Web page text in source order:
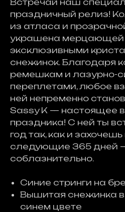
Встречай наш
праздничный релиз!
из атласа и
украшена мерцающей
эксклюзивными
снежинок. Благодаря
ремешкам и лазурно-
переплетами, любое
ней непременно
Sassy K — настоящее
праздника! С ней ты
год так, как и
следующие 365 дней
соблазнительно.
Синие стринги на
Вышитая снежинка
синем цвете